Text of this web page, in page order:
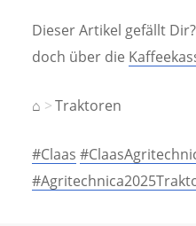
Dieser Artikel gefällt
doch über die
⌂ Traktoren
#Claas